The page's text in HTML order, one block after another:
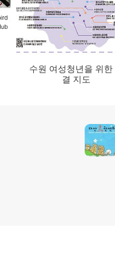
수원 여성청년을 위한
결 지도